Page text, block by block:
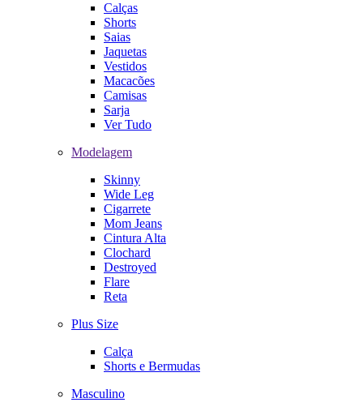
Calças
Shorts
Saias
Jaquetas
Vestidos
Macacões
Camisas
Sarja
Ver Tudo
Modelagem
Skinny
Wide Leg
Cigarrete
Mom Jeans
Cintura Alta
Clochard
Destroyed
Flare
Reta
Plus Size
Calça
Shorts e Bermudas
Masculino